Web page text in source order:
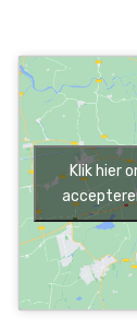
Klik hier